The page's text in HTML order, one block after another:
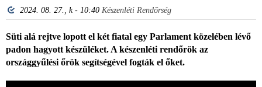
2024. 08. 27., k - 10:40 Készenléti Rendőrség
Süti alá rejtve lopott el két fiatal egy Parlament közelében lévő
padon hagyott készüléket. A készenléti rendőrök az
országgyűlési őrök segítségével fogták el őket.